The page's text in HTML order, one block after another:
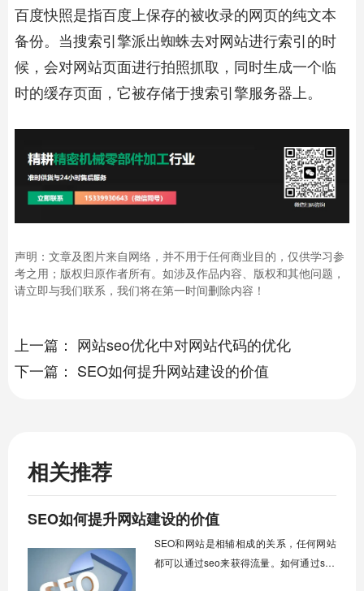
百度快照是指百度上保存的被收录的网页的纯文本
备份。当搜索引擎派出蜘蛛去对网站进行索引的时
候，会对网站页面进行拍照抓取，同时生成一个临
时的缓存页面，它被存储于搜索引擎服务器上。
声明：文章及图片来自网络，并不用于任何商业目的，仅供学习参
考之用；版权归原作者所有。如涉及作品内容、版权和其他问题，
请立即与我们联系，我们将在第一时间删除内容！
上一篇： 网站seo优化中对网站代码的优化
下一篇： SEO如何提升网站建设的价值
相关推荐
SEO如何提升网站建设的价值
SEO和网站是相辅相成的关系，任何网站
都可以通过seo来获得流量。如何通过seo